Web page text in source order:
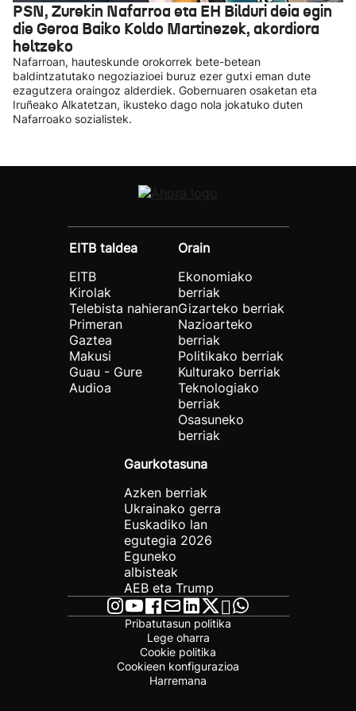
PSN, Zurekin Nafarroa eta EH Bilduri deia egin
die Geroa Baiko Koldo Martinezek, akordiora
heltzeko
Nafarroan, hauteskunde orokorrek bete-betean
baldintzatutako negoziazioei buruz ezer gutxi eman dute
ezagutzera oraingoz alderdiek. Gobernuaren osaketan eta
Iruñeako Alkatetzan, ikusteko dago nola jokatuko duten
Nafarroako sozialistek.
EITB taldea
EITB
Kirolak
Telebista nahieran
Primeran
Gaztea
Makusi
Guau - Gure
Audioa
Orain
Ekonomiako
berriak
Gizarteko berriak
Nazioarteko
berriak
Politikako berriak
Kulturako berriak
Teknologiako
berriak
Osasuneko
berriak
Gaurkotasuna
Azken berriak
Ukrainako gerra
Euskadiko lan
egutegia 2026
Eguneko
albisteak
AEB eta Trump
Pribatutasun politika
Lege oharra
Cookie politika
Cookieen konfigurazioa
Harremana